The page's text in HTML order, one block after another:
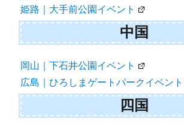
姫路｜大手前公園イベント
中国
岡山｜下石井公園イベント
広島｜ひろしまゲートパークイベント
四国